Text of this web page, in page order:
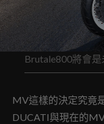
Brutale800將會
MV這樣的決定究竟
DUCATI與現在的